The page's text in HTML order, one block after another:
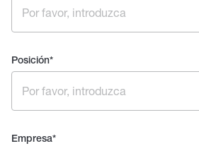
Posición*
Empresa*